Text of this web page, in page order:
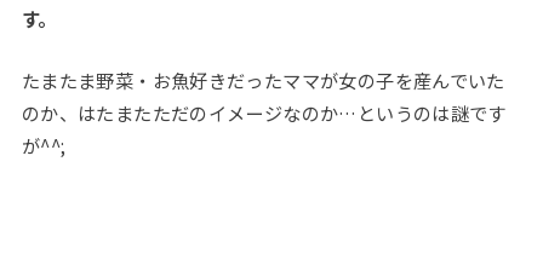
す。
たまたま野菜・お魚好きだったママが女の子を産んでいた
のか、はたまたただのイメージなのか…というのは謎です
が^^;